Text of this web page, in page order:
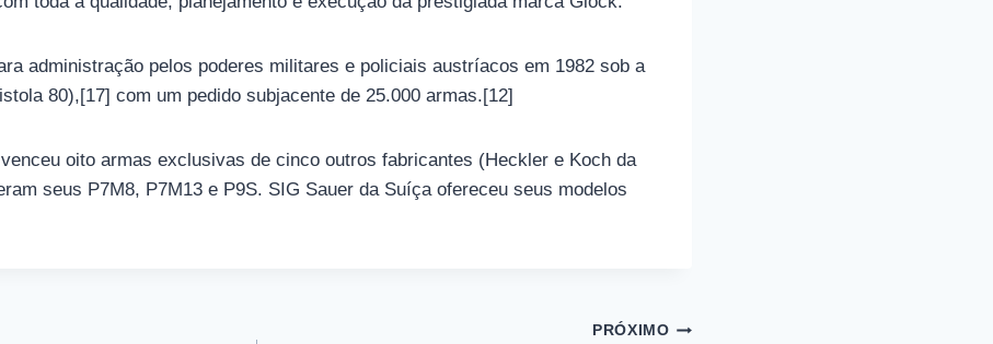
administração pelos poderes militares e policiais austríacos em 1982 sob a
80),[17] com um pedido subjacente de 25.000 armas.[12]
oito armas exclusivas de cinco outros fabricantes (Heckler e Koch da
seus P7M8, P7M13 e P9S. SIG Sauer da Suíça ofereceu seus modelos
PRÓXIMO